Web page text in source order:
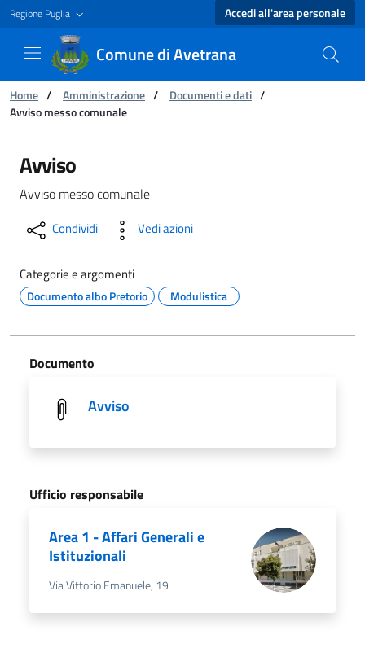
Regione Puglia Accedi all'area personale
Comune di Avetrana
Ti trovi in:
Home / Amministrazione / Documenti e dati /
Avviso messo comunale
Avviso messo comunale - Comune di Avetrana
Avviso
Avviso messo comunale
Condividi Vedi azioni
Categorie e argomenti
Documento albo Pretorio Modulistica
Documento
Avviso
Ufficio responsabile
Area 1 - Affari Generali e
Istituzionali
Via Vittorio Emanuele, 19